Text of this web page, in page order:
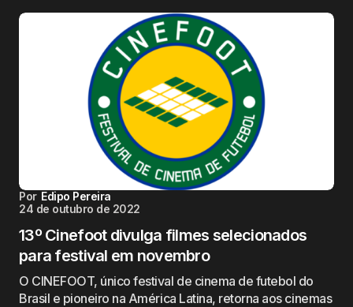
Por Edipo Pereira
24 de outubro de 2022
13º Cinefoot divulga filmes selecionados
para festival em novembro
O CINEFOOT, único festival de cinema de futebol do
Brasil e pioneiro na América Latina, retorna aos cinemas